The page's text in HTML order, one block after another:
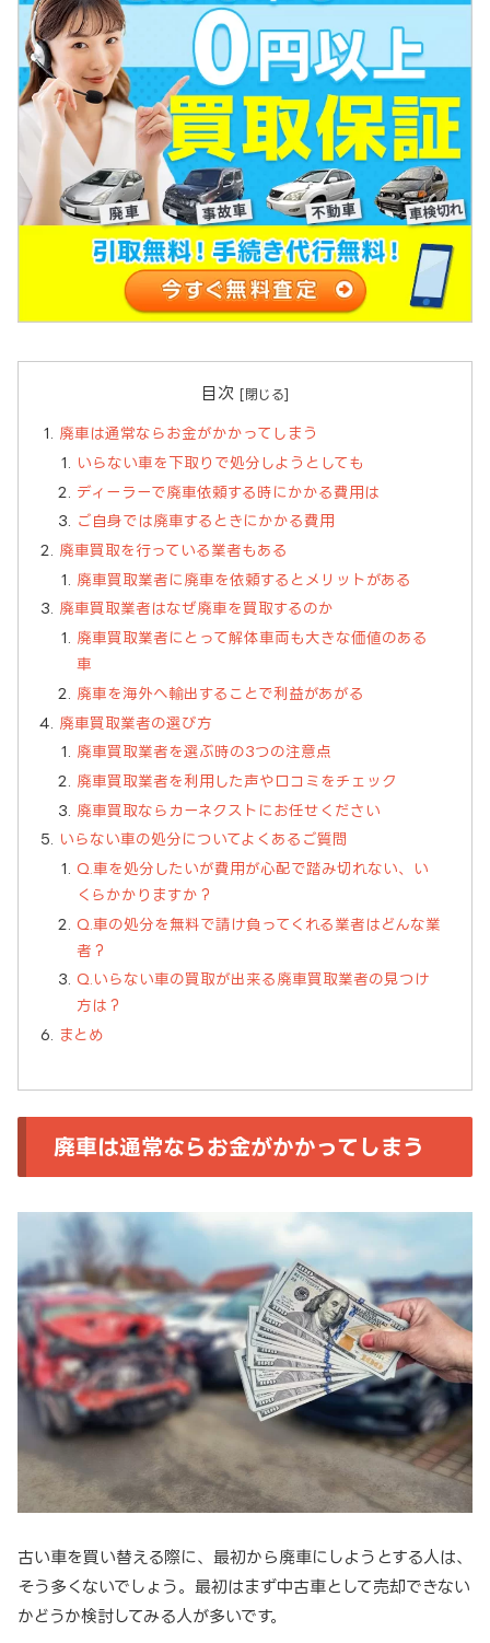
目次
廃車は通常ならお金がかかってしまう
いらない車を下取りで処分しようとしても
ディーラーで廃車依頼する時にかかる費用は
ご自身では廃車するときにかかる費用
廃車買取を行っている業者もある
廃車買取業者に廃車を依頼するとメリットがある
廃車買取業者はなぜ廃車を買取するのか
廃車買取業者にとって解体車両も大きな価値のある
車
廃車を海外へ輸出することで利益があがる
廃車買取業者の選び方
廃車買取業者を選ぶ時の3つの注意点
廃車買取業者を利用した声や口コミをチェック
廃車買取ならカーネクストにお任せください
いらない車の処分についてよくあるご質問
Q.車を処分したいが費用が心配で踏み切れない、い
くらかかりますか？
Q.車の処分を無料で請け負ってくれる業者はどんな業
者？
Q.いらない車の買取が出来る廃車買取業者の見つけ
方は？
まとめ
廃車は通常ならお金がかかってしまう
古い車を買い替える際に、最初から廃車にしようとする人は、
そう多くないでしょう。最初はまず中古車として売却できない
かどうか検討してみる人が多いです。